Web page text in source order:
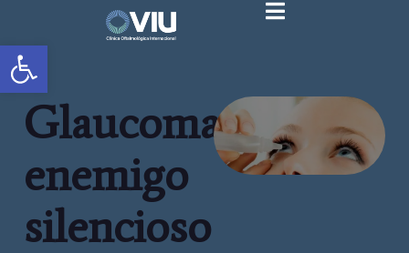
Abrir barra de herramientas
Glaucoma,
enemigo
silencioso